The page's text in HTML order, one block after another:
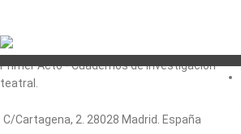
Primer Acto - Cuadernos de investigación
teatral.
C/Cartagena, 2. 28028 Madrid. España